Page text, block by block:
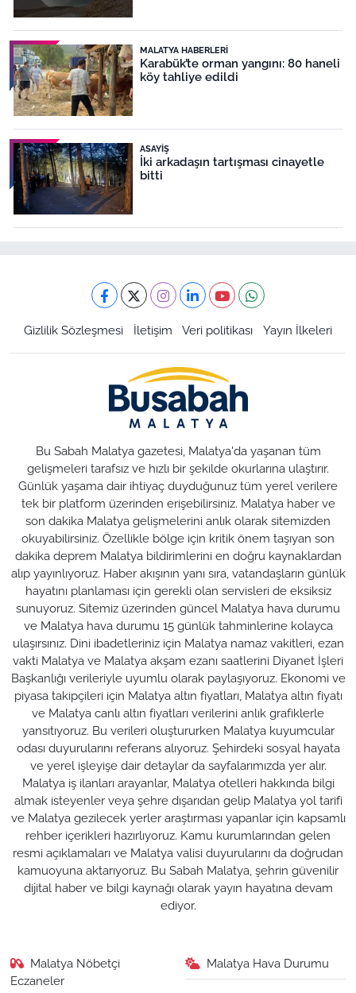
MALATYA HABERLERI
Karabük’te orman yangını: 80 haneli
köy tahliye edildi
ASAYIŞ
İki arkadaşın tartışması cinayetle
bitti
Gizlilik Sözleşmesi İletişim Veri politikası Yayın İlkeleri
Bu Sabah Malatya gazetesi, Malatya'da yaşanan tüm
gelişmeleri tarafsız ve hızlı bir şekilde okurlarına ulaştırır.
Günlük yaşama dair ihtiyaç duyduğunuz tüm yerel verilere
tek bir platform üzerinden erişebilirsiniz. Malatya haber ve
son dakika Malatya gelişmelerini anlık olarak sitemizden
okuyabilirsiniz. Özellikle bölge için kritik önem taşıyan son
dakika deprem Malatya bildirimlerini en doğru kaynaklardan
alıp yayınlıyoruz. Haber akışının yanı sıra, vatandaşların günlük
hayatını planlaması için gerekli olan servisleri de eksiksiz
sunuyoruz. Sitemiz üzerinden güncel Malatya hava durumu
ve Malatya hava durumu 15 günlük tahminlerine kolayca
ulaşırsınız. Dini ibadetleriniz için Malatya namaz vakitleri, ezan
vakti Malatya ve Malatya akşam ezanı saatlerini Diyanet İşleri
Başkanlığı verileriyle uyumlu olarak paylaşıyoruz. Ekonomi ve
piyasa takipçileri için Malatya altın fiyatları, Malatya altın fiyatı
ve Malatya canlı altın fiyatları verilerini anlık grafiklerle
yansıtıyoruz. Bu verileri oluştururken Malatya kuyumcular
odası duyurularını referans alıyoruz. Şehirdeki sosyal hayata
ve yerel işleyişe dair detaylar da sayfalarımızda yer alır.
Malatya iş ilanları arayanlar, Malatya otelleri hakkında bilgi
almak isteyenler veya şehre dışarıdan gelip Malatya yol tarifi
ve Malatya gezilecek yerler araştırması yapanlar için kapsamlı
rehber içerikleri hazırlıyoruz. Kamu kurumlarından gelen
resmi açıklamaları ve Malatya valisi duyurularını da doğrudan
kamuoyuna aktarıyoruz. Bu Sabah Malatya, şehrin güvenilir
dijital haber ve bilgi kaynağı olarak yayın hayatına devam
ediyor.
Malatya Nöbetçi
Eczaneler
Malatya Hava Durumu